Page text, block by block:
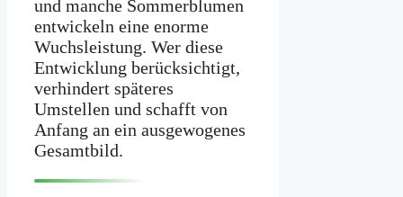
und manche Sommerblumen
entwickeln eine enorme
Wuchsleistung. Wer diese
Entwicklung berücksichtigt,
verhindert späteres
Umstellen und schafft von
Anfang an ein ausgewogenes
Gesamtbild.